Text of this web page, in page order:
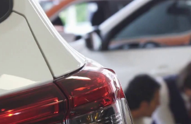
d
e
o